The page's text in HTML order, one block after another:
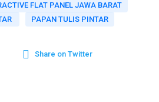
FLAT PANEL JAWA BARAT
PAPAN TULIS PINTAR
Share on Twitter